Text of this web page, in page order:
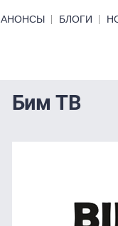
Primary links bottom
АНОНСЫ БЛОГИ
Бим ТВ